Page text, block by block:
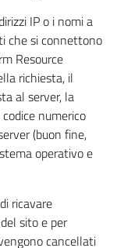
IP o i nomi a
che si connettono
Resource
richiesta, il
al server, la
numerico
(buon fine,
operativo e
ricavare
sito e per
cancellati